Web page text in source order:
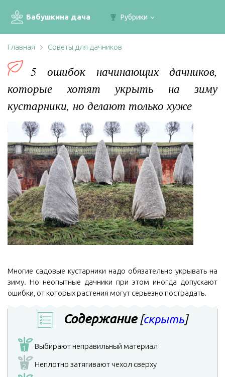
Бабушкина дача Рубрики
Главная Советы для дачников
5 ошибок начинающих дачников,
которые хотят укрыть на зиму
кустарники, но делают только хуже
Многие садовые кустарники надо обязательно укрывать на
зиму. Но неопытные дачники при этом иногда допускают
ошибки, от которых растения могут серьезно пострадать.
Содержание [скрыть]
1 Выбирают неправильный материал
2 Неплотно затягивают чехол сверху